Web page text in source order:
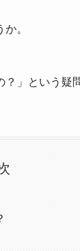
。
」という疑